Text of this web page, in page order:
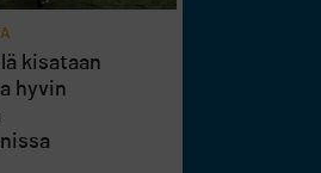
kisataan
hyvin